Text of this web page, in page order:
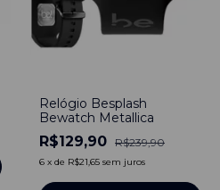
Relógio Besplash
Bewatch Metallica
R$129,90 R$239,90
6 x de R$21,65 sem juros